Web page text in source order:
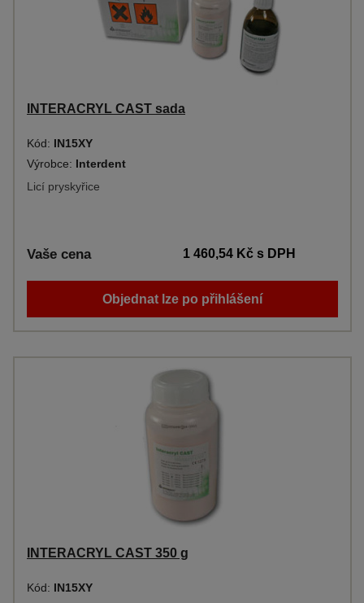
INTERACRYL CAST sada
Kód: IN15XY
Výrobce: Interdent
Licí pryskyřice
Vaše cena 1 460,54 Kčs DPH
Objednat lze po přihlášení
INTERACRYL CAST 350 g
Kód: IN15XY